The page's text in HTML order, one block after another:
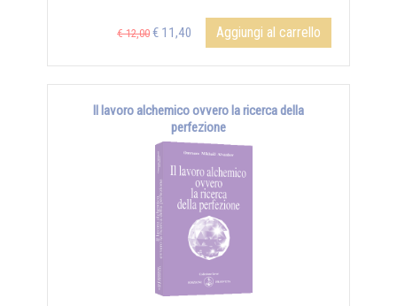
€ 12,00 € 11,40 Aggiungi al carrello
Il lavoro alchemico ovvero la ricerca della
perfezione